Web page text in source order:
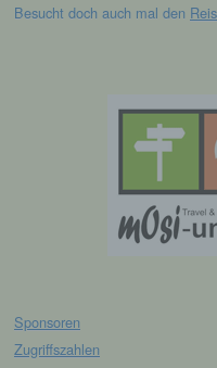
Besucht doch auch mal den
Sponsoren
Zugriffszahlen
über einen
verhindern.
Zahlreiche
Cookies. Viele
Cookie-ID. Eine
Kennung des
Zeichenfolge, durch
Internetseiten und
Browser der